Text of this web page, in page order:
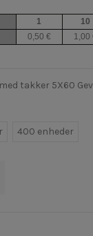
1 10
0,50 € 1,00
takker 5X60
400 enheder